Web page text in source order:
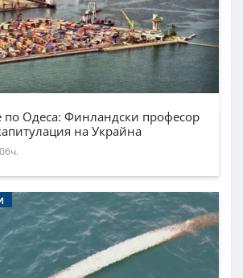
по Одеса: Финландски професор
на Украйна